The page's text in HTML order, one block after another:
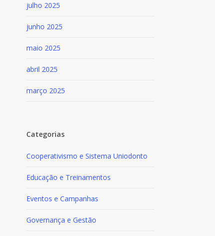
julho 2025
junho 2025
maio 2025
abril 2025
março 2025
Categorias
Cooperativismo e Sistema Uniodonto
Educação e Treinamentos
Eventos e Campanhas
Governança e Gestão